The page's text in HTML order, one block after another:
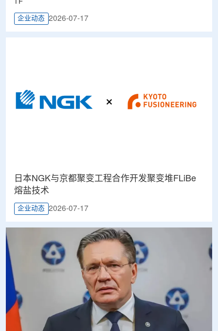
企业动态 2026-07-17
日本NGK与京都聚变工程合作开发聚变堆FLiBe
熔盐技术
企业动态 2026-07-17